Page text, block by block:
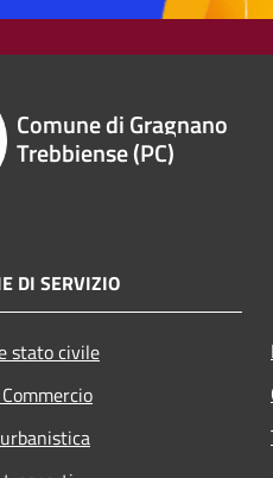
Comune di Gragnano
Trebbiense (PC)
DI SERVIZIO
stato civile